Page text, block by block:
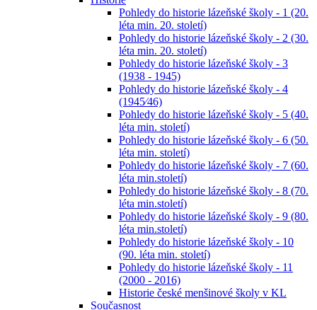
Pohledy do historie lázeňské školy - 1 (20.
léta min. 20. století)
Pohledy do historie lázeňské školy - 2 (30.
léta min. 20. století)
Pohledy do historie lázeňské školy - 3
(1938 - 1945)
Pohledy do historie lázeňské školy - 4
(1945⁄46)
Pohledy do historie lázeňské školy - 5 (40.
léta min. století)
Pohledy do historie lázeňské školy - 6 (50.
léta min. století)
Pohledy do historie lázeňské školy - 7 (60.
léta min.století)
Pohledy do historie lázeňské školy - 8 (70.
léta min.století)
Pohledy do historie lázeňské školy - 9 (80.
léta min.století)
Pohledy do historie lázeňské školy - 10
(90. léta min. století)
Pohledy do historie lázeňské školy - 11
(2000 - 2016)
Historie české menšinové školy v KL
Současnost